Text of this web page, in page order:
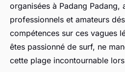
organisées à Padang Padang,
professionnels et amateurs
compétences sur ces vagues
êtes passionné de surf, ne
cette plage incontournable